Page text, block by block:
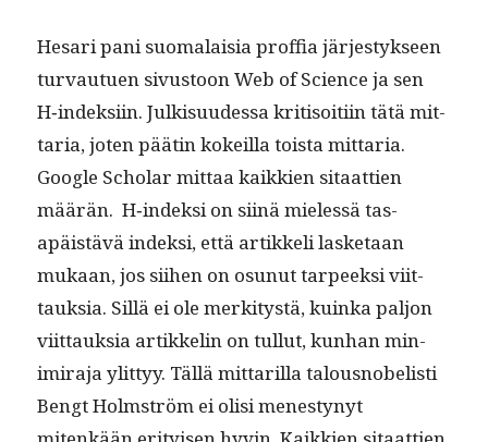
Hesari pani suo­ma­laisia prof­fia järjestyk­seen
tur­vautuen sivus­toon Web of Sci­ence ja sen
H‑indeksiin. Julk­isu­udessa kri­ti­soiti­in tätä mit­
taria, joten päätin kokeil­la toista mit­taria.
Google Schol­ar mit­taa kaikkien sitaat­tien
määrän. H‑indeksi on siinä mielessä tas­
apäistävä indek­si, että artikke­li las­ke­taan
mukaan, jos siihen on osunut tarpeek­si viit­
tauk­sia. Sil­lä ei ole merk­i­tys­tä, kuin­ka paljon
viit­tauk­sia artikke­lin on tul­lut, kun­han min­
imi­ra­ja ylit­tyy. Täl­lä mit­tar­il­la talous­no­belisti
Bengt Holm­ström ei olisi men­estynyt